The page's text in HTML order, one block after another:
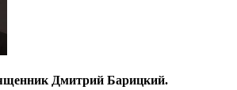
Дмитрий Барицкий.